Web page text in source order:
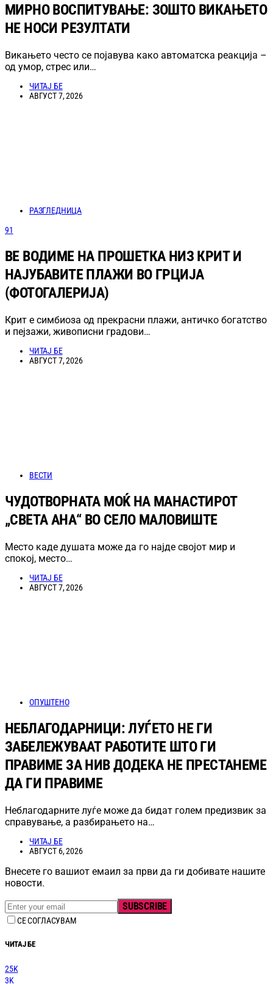
МИРНО ВОСПИТУВАЊЕ: ЗОШТО ВИКАЊЕТО
НЕ НОСИ РЕЗУЛТАТИ
Викањето често се појавува како автоматска реакција –
од умор, стрес или…
ЧИТАЈ БЕ
АВГУСТ 7, 2026
РАЗГЛЕДНИЦА
91
ВЕ ВОДИМЕ НА ПРОШЕТКА НИЗ КРИТ И
НАЈУБАВИТЕ ПЛАЖИ ВО ГРЦИЈА
(ФОТОГАЛЕРИЈА)
Крит е симбиоза од прекрасни плажи, античко богатство
и пејзажи, живописни градови…
ЧИТАЈ БЕ
АВГУСТ 7, 2026
ВЕСТИ
ЧУДОТВОРНАТА МОЌ НА МАНАСТИРОТ
„СВЕТА АНА“ ВО СЕЛО МАЛОВИШТЕ
Место каде душата може да го најде својот мир и
спокој, место…
ЧИТАЈ БЕ
АВГУСТ 7, 2026
ОПУШТЕНО
НЕБЛАГОДАРНИЦИ: ЛУЃЕТО НЕ ГИ
ЗАБЕЛЕЖУВААТ РАБОТИТЕ ШТО ГИ
ПРАВИМЕ ЗА НИВ ДОДЕКА НЕ ПРЕСТАНЕМЕ
ДА ГИ ПРАВИМЕ
Неблагодарните луѓе може да бидат голем предизвик за
справување, а разбирањето на…
ЧИТАЈ БЕ
АВГУСТ 6, 2026
Внесете го вашиот емаил за први да ги добивате нашите
новости.
SUBSCRIBE
СЕ СОГЛАСУВАМ
ЧИТАЈ БЕ
25K
3K